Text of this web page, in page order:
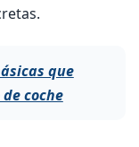
que
coche